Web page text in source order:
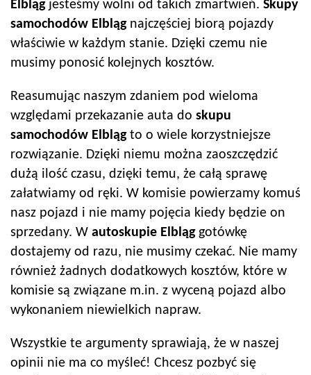
Elblągjesteśmy wolni od takich zmartwień. Skupy
samochodów Elblągnajczęściej biorą pojazdy
właściwie w każdym stanie. Dzięki czemu nie
musimy ponosić kolejnych kosztów.
Reasumując naszym zdaniem pod wieloma
względami przekazanie auta do skupu
samochodów Elblągto o wiele korzystniejsze
rozwiązanie. Dzięki niemu można zaoszczędzić
dużą ilość czasu, dzięki temu, że całą sprawę
załatwiamy od ręki. W komisie powierzamy komuś
nasz pojazd i nie mamy pojęcia kiedy będzie on
sprzedany. W autoskupie Elbląggotówkę
dostajemy od razu, nie musimy czekać. Nie mamy
również żadnych dodatkowych kosztów, które w
komisie są związane m.in. z wyceną pojazd albo
wykonaniem niewielkich napraw.
Wszystkie te argumenty sprawiają, że w naszej
opinii nie ma co myśleć! Chcesz pozbyć się